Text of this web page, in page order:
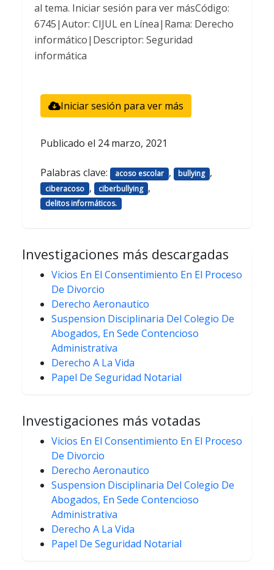
al tema. Iniciar sesión para ver másCódigo:
6745|Autor: CIJUL en Línea|Rama: Derecho
informático|Descriptor: Seguridad
informática
Iniciar sesión para ver más
Publicado el 24 marzo, 2021
Palabras clave: acoso escolar , bullying ,
ciberacoso , ciberbullying ,
delitos informáticos.
Investigaciones más descargadas
Vicios En El Consentimiento En El Proceso
De Divorcio
Derecho Aeronautico
Suspension Disciplinaria Del Colegio De
Abogados, En Sede Contencioso
Administrativa
Derecho A La Vida
Papel De Seguridad Notarial
Investigaciones más votadas
Vicios En El Consentimiento En El Proceso
De Divorcio
Derecho Aeronautico
Suspension Disciplinaria Del Colegio De
Abogados, En Sede Contencioso
Administrativa
Derecho A La Vida
Papel De Seguridad Notarial